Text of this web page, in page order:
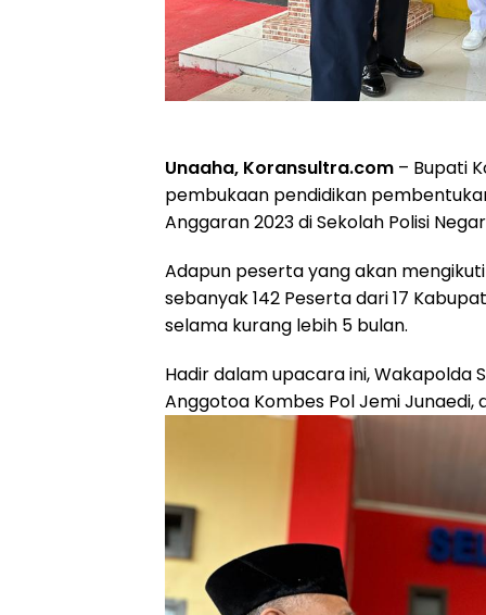
Unaaha, Koransultra.com – Bupati
pembukaan pendidikan
Anggaran 2023 di Sekolah Polisi
Adapun peserta yang akan
sebanyak 142 Peserta dari 17
selama kurang lebih 5 bulan.
Hadir dalam upacara ini, Wakapolda
Anggotoa Kombes Pol Jemi Junaedi,